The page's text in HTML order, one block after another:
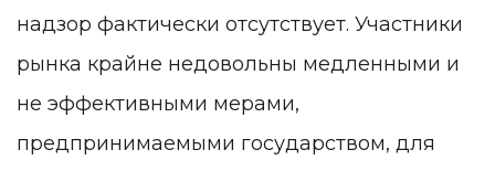
надзор фактически отсутствует. Участники
рынка крайне недовольны медленными и
не эффективными мерами,
предпринимаемыми государством, для